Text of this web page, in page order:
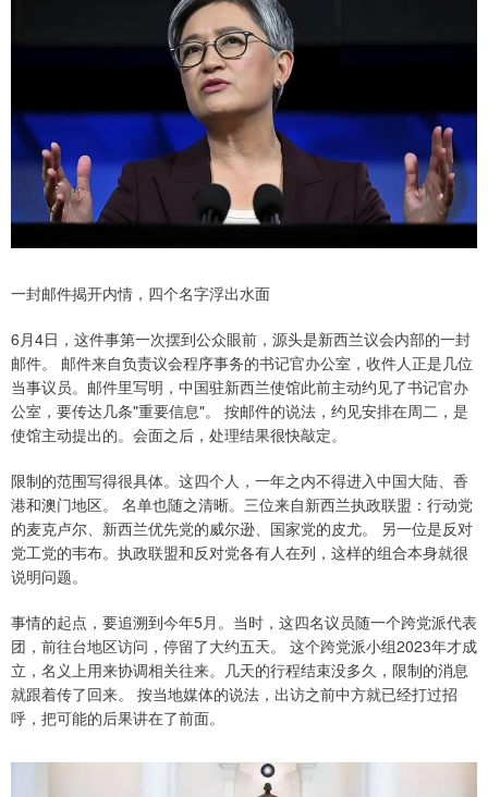
一封邮件揭开内情，四个名字浮出水面
6月4日，这件事第一次摆到公众眼前，源头是新西兰议会内部的一封
邮件。 邮件来自负责议会程序事务的书记官办公室，收件人正是几位
当事议员。邮件里写明，中国驻新西兰使馆此前主动约见了书记官办
公室，要传达几条"重要信息"。 按邮件的说法，约见安排在周二，是
使馆主动提出的。会面之后，处理结果很快敲定。
限制的范围写得很具体。这四个人，一年之内不得进入中国大陆、香
港和澳门地区。 名单也随之清晰。三位来自新西兰执政联盟：行动党
的麦克卢尔、新西兰优先党的威尔逊、国家党的皮尤。 另一位是反对
党工党的韦布。执政联盟和反对党各有人在列，这样的组合本身就很
说明问题。
事情的起点，要追溯到今年5月。当时，这四名议员随一个跨党派代表
团，前往台地区访问，停留了大约五天。 这个跨党派小组2023年才成
立，名义上用来协调相关往来。几天的行程结束没多久，限制的消息
就跟着传了回来。 按当地媒体的说法，出访之前中方就已经打过招
呼，把可能的后果讲在了前面。